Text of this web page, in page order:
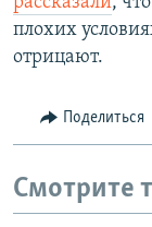
плохих
отрицают.
Поделиться
Смотрите